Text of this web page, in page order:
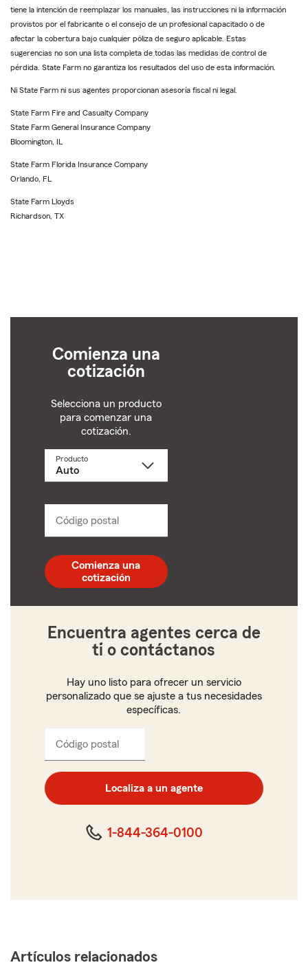
tiene la intención de reemplazar los manuales, las instrucciones ni la información
provistos por el fabricante o el consejo de un profesional capacitado o de
afectar la cobertura bajo cualquier póliza de seguro aplicable. Estas
sugerencias no son una lista completa de todas las medidas de control de
pérdida. State Farm no garantiza los resultados del uso de esta información.
Ni State Farm ni sus agentes proporcionan asesoría fiscal ni legal.
State Farm Fire and Casualty Company
State Farm General Insurance Company
Bloomington, IL
State Farm Florida Insurance Company
Orlando, FL
State Farm Lloyds
Richardson, TX
Comienza una
cotización
Selecciona un producto
para comenzar una
cotización.
ProductoSelecciona
dropdown
Código postal
postal
de
5
Comienza una
cotización
Encuentra agentes cerca de
ti o contáctanos
Hay uno listo para ofrecer un servicio
personalizado que se ajuste a tus necesidades
específicas.
Código postal
de
cinco
Localiza a un agente
1-844-364-0100
Artículos relacionados